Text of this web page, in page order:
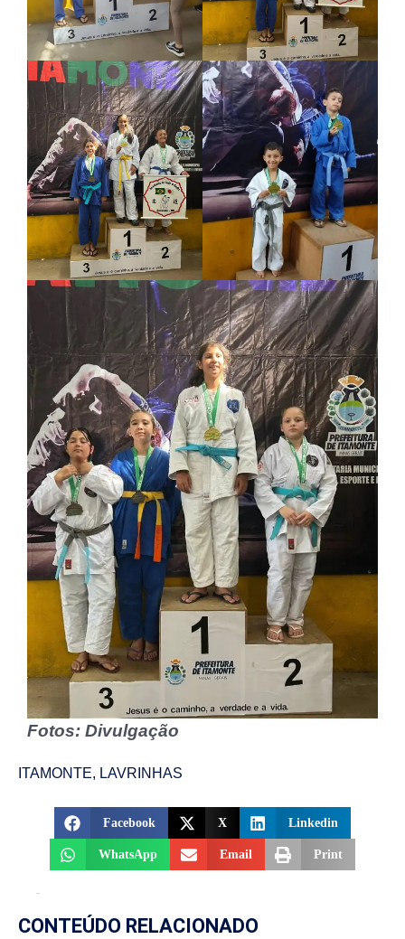
Fotos: Divulgação
ITAMONTE, LAVRINHAS
Facebook X Linkedin
WhatsApp Email Print
CONTEÚDO RELACIONADO